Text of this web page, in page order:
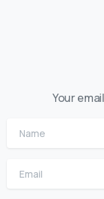
Your
Name
Email